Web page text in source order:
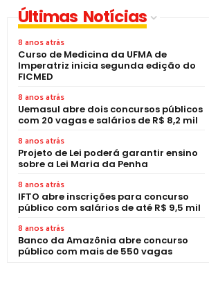
Últimas Notícias
8 anos atrás
Curso de Medicina da UFMA de
Imperatriz inicia segunda edição do
FICMED
8 anos atrás
Uemasul abre dois concursos públicos
com 20 vagas e salários de R$ 8,2 mil
8 anos atrás
Projeto de Lei poderá garantir ensino
sobre a Lei Maria da Penha
8 anos atrás
IFTO abre inscrições para concurso
público com salários de até R$ 9,5 mil
8 anos atrás
Banco da Amazônia abre concurso
público com mais de 550 vagas